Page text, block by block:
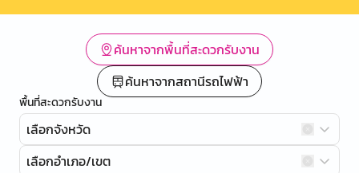
ค้นหาจากพื้นที่สะดวกรับงาน
ค้นหาจากสถานีรถไฟฟ้า
พื้นที่สะดวกรับงาน
เลือกจังหวัด
เลือกอำเภอ/เขต